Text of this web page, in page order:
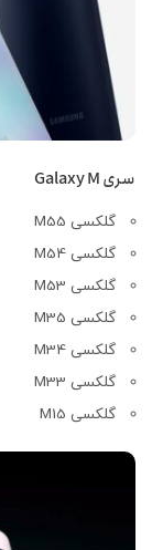
سری Galaxy M
گلکسی M55
گلکسی M54
گلکسی M53
گلکسی M35
گلکسی M34
گلکسی M33
گلکسی M15